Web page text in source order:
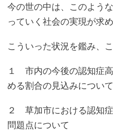
今の世の中は、このよう
っていく社会の実現が求
こういった状況を鑑み、
１ 市内の今後の認知症
める割合の見込みについて
２ 草加市における認知
問題点について